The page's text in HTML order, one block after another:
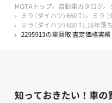
MOTAトップ
自動車カタログ
ミラ (ダイハツ) 660 TL
ミラ (
ミラ (ダイハツ) 660 TL 18年落
2295913の車買取 査定価格実績
知っておきたい！車の